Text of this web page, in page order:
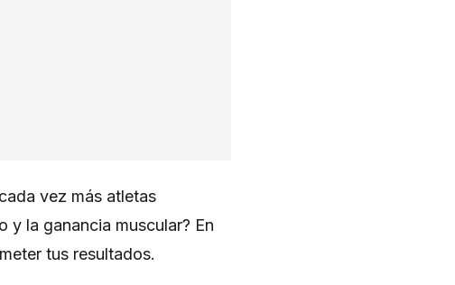
vez más atletas
y la ganancia muscular? En
tus resultados.